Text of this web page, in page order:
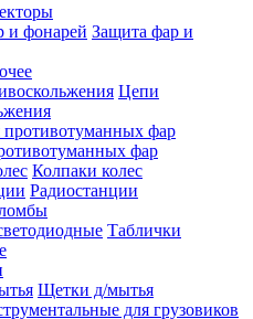
Защита фар и
Цепи
фар
Колпаки колес
Радиостанции
Таблички
Щетки д/мытья